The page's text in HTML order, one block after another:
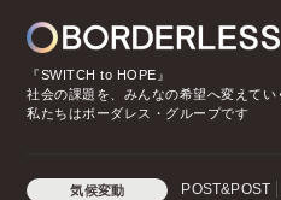
『SWITCH to HOPE』
社会の課題を、みんなの希望へ変えてい
私たちはボーダレス・グループです
気候変動 POST&POST